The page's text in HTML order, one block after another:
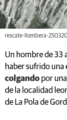
rescate-llombera-
Un hombre de 33
haber sufrido una
colgando por
de la localidad
de La Pola de